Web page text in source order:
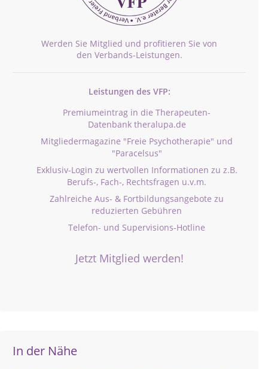
Werden Sie Mitglied und profitieren Sie von
den Verbands-Leistungen.
Leistungen des VFP:
Premiumeintrag in die Therapeuten-
Datenbank theralupa.de
Mitgliedermagazine "Freie Psychotherapie" und
"Paracelsus"
Exklusiv-Login zu wertvollen Informationen zu z.B.
Berufs-, Fach-, Rechtsfragen u.v.m.
Zahlreiche Aus- & Fortbildungsangebote zu
reduzierten Gebühren
Telefon- und Supervisions-Hotline
Jetzt Mitglied werden!
In der Nähe